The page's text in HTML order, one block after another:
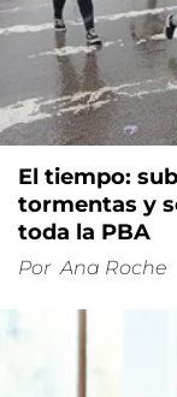
El tiempo:
tormentas y
toda la PBA
Por Ana Roche